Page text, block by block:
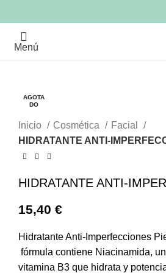
Menú
Clic para ampliar
Inicio
Cosmética
Facial
HIDRATANTE ANTI-
HIDRATANTE ANTI-
15,40 €
Hidratante Anti-Imperfecciones
fórmula contiene Niacinamida,
vitamina B3 que hidrata y
AGOTA
DO
AGOTA
DO